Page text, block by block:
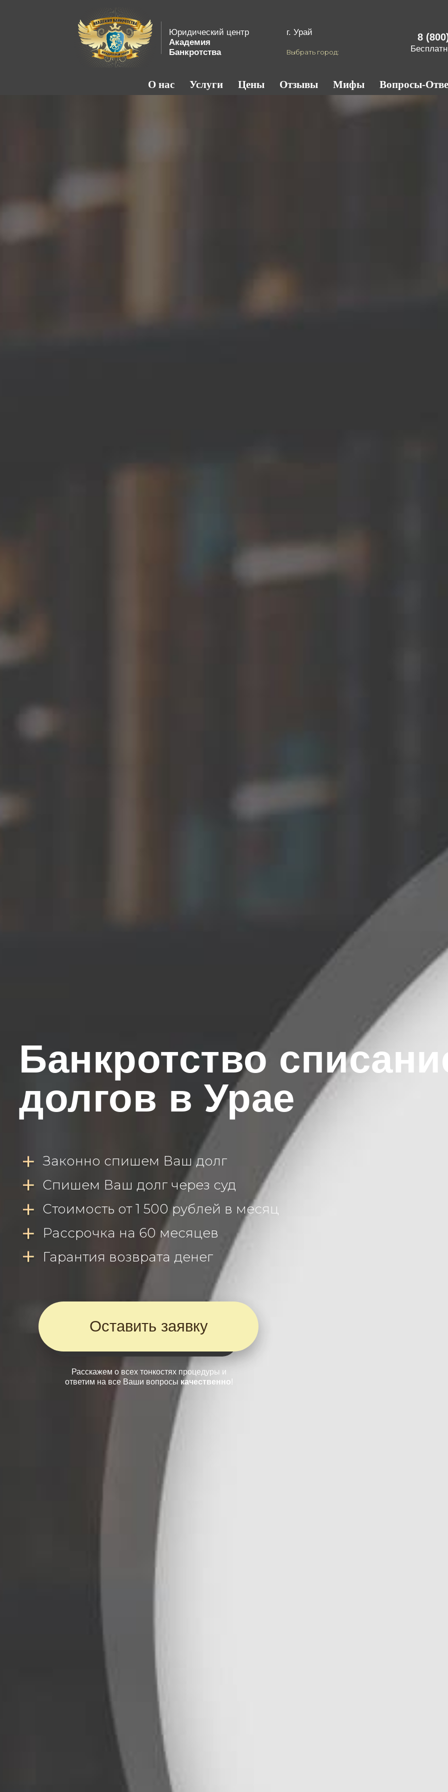
Юридический центр
Академия
Банкротства
г. Урай 8
Выбрать город:
О нас Услуги Цены Отзывы Мифы Вопросы-
Банкротство
долгов в Урае
Оставить заявку
Расскажем о всех тонкостях процедуры и
ответим на все Ваши вопросы качественно!
Законно спишем Ваш долг
Спишем Ваш долг через суд
Стоимость от 1 500 рублей в месяц
Рассрочка на 60 месяцев
Гарантия возврата денег